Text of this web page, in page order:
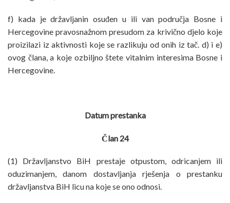
f) kada je državljanin osuđen u ili van područja Bosne i
Hercegovine pravosnažnom presudom za krivično djelo koje
proizilazi iz aktivnosti koje se razlikuju od onih iz tač. d) i e)
ovog člana, a koje ozbiljno štete vitalnim interesima Bosne i
Hercegovine.
Datum prestanka
Član 24
(1) Državljanstvo BiH prestaje otpustom, odricanjem ili
oduzimanjem, danom dostavljanja rješenja o prestanku
državljanstva BiH licu na koje se ono odnosi.